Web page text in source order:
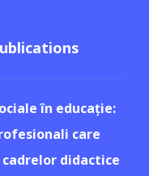
în educație:
care
didactice